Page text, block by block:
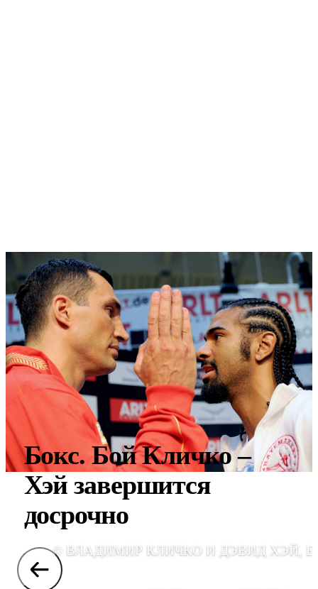
Бокс. Бой Кличко –
Хэй завершится
досрочно
© ВЛАДИМИР КЛИЧКО И ДЭВИД ХЭЙ,